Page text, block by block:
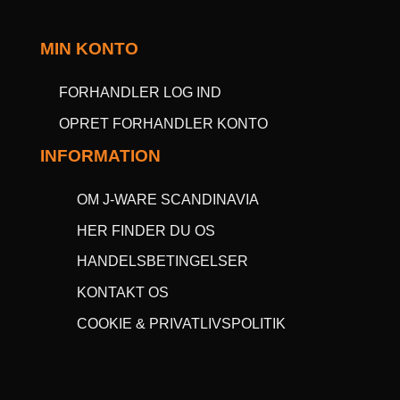
MIN KONTO
FORHANDLER LOG IND
OPRET FORHANDLER KONTO
INFORMATION
OM J-WARE SCANDINAVIA
HER FINDER DU OS
HANDELSBETINGELSER
KONTAKT OS
COOKIE & PRIVATLIVSPOLITIK